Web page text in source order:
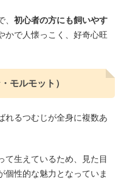
初心者の方にも飼いやす
かで人懐っこく、好奇心旺
モルモット）
れるつむじが全身に複数あ
て生えているため、見た目
個性的な魅力となっていま